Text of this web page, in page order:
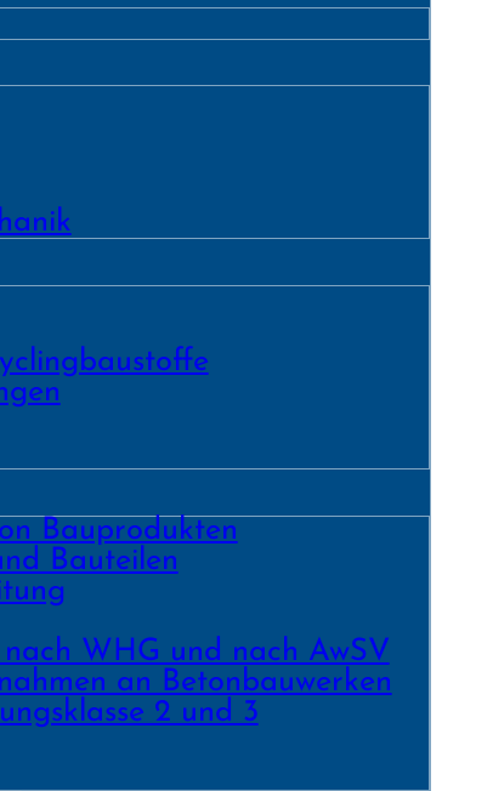
Bauprodukten
Bau­teilen
WHG und nach AwSV
an Beton­bau­werken
2 und 3